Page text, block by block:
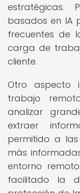
estratégicas.
basados en IA
frecuentes de
carga de
cliente.
Otro aspecto
trabajo
analizar
extraer
permitido a
más
entorno
facilitado la